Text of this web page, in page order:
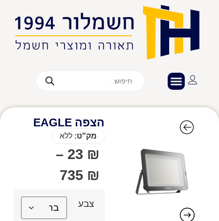
הצפה EAGLE
מק"ט: ללא
23 ₪
–
735 ₪
צבע